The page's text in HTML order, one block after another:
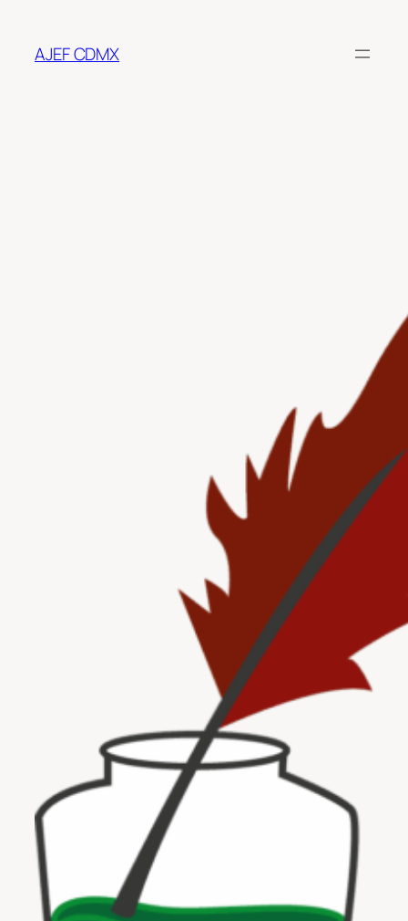
contenido
AJEF CDMX